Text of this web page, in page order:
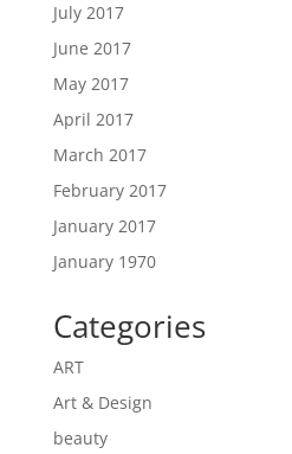
July 2017
June 2017
May 2017
April 2017
March 2017
February 2017
January 2017
January 1970
Categories
ART
Art & Design
beauty